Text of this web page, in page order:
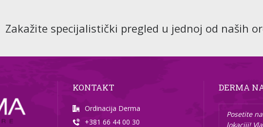
Zakažite specijalistički pregled u jednoj od naših
KONTAKT
Ordinacija Derma
+381 66 44 00 30
DERMA
Posetite
lokaciji!